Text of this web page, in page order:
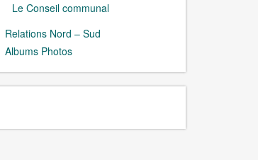
Le Conseil communal
Relations Nord – Sud
Albums Photos